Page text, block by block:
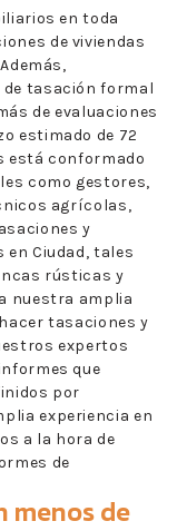
en toda
de viviendas
tasación formal
de evaluaciones
estimado de 72
está conformado
como gestores,
agrícolas,
y
en Ciudad, tales
rústicas y
nuestra amplia
tasaciones y
expertos
que
por
experiencia en
a la hora de
de
menos de